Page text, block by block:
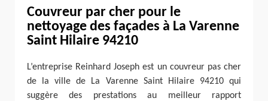
Couvreur par cher pour le
nettoyage des façades à La Varenne
Saint Hilaire 94210
L’entreprise Reinhard Joseph est un couvreur pas cher
de la ville de La Varenne Saint Hilaire 94210 qui
suggère des prestations au meilleur rapport